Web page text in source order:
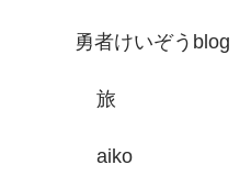
勇者けいぞうblog
旅
aiko